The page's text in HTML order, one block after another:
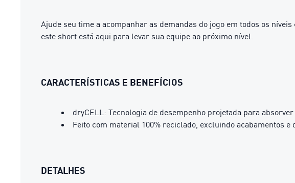
Ajude seu time a acompanhar as demandas do jogo em todos os
este short está aqui para levar sua equipe ao próximo nível.
CARACTERÍSTICAS E BENEFÍCIOS
dryCELL: Tecnologia de desempenho projetada para
Feito com material 100% reciclado, excluindo acabamentos e
DETALHES